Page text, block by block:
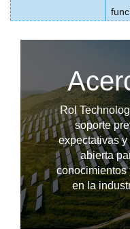
Rol
soporte
expectativas
abierta
en la
--------------占位